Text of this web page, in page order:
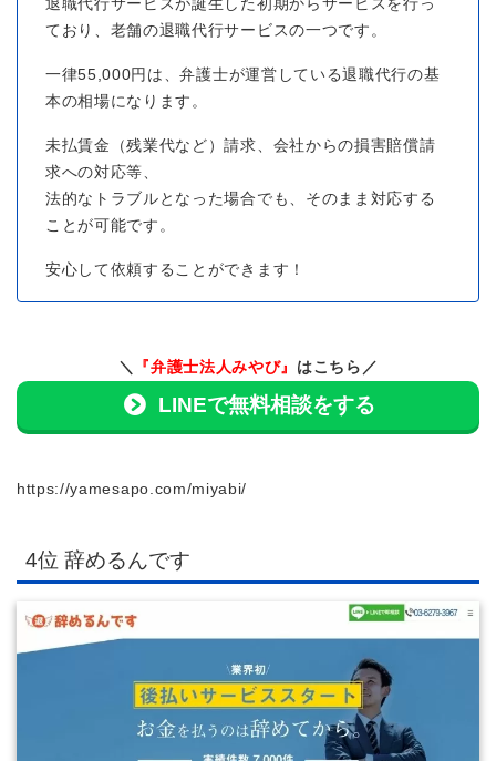
退職代行サービスが誕生した初期からサービスを行っ
ており、老舗の退職代行サービスの一つです。
一律55,000円は、弁護士が運営している退職代行の基
本の相場になります。
未払賃金（残業代など）請求、会社からの損害賠償請
求への対応等、
法的なトラブルとなった場合でも、そのまま対応する
ことが可能です。
安心して依頼することができます！
＼ 『弁護士法人みやび』 はこちら／
LINEで無料相談をする
https://yamesapo.com/miyabi/
4位 辞めるんです